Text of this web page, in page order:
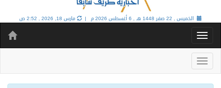
الخميس , 22 صفر 1448 هـ , 6 أغسطس 2026 م | مارس 18, 2026 , 2:52 ص